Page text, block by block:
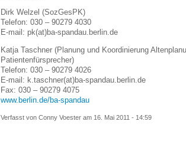
Dirk Welzel (SozGesPK)
Telefon: 030 – 90279 4030
E-mail: pk(at)ba-spandau.berlin.de
Katja Taschner (Planung und Koordinierung
Patientenfürsprecher)
Telefon: 030 – 90279 4026
E-mail: k.taschner(at)ba-spandau.berlin.de
Fax: 030 – 90279 4075
www.berlin.de/ba-spandau
Verfasst von Conny Voester am 16. Mai 2011 - 14:59